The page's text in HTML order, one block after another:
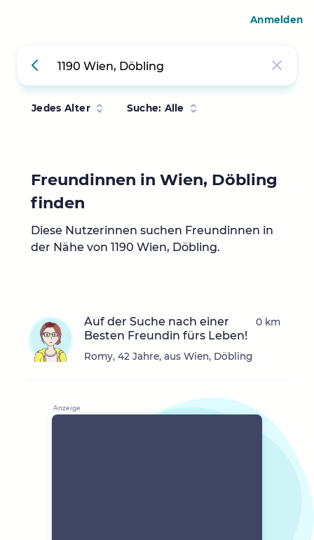
Jedes Alter Suche: Alle
Freundinnen in Wien, Döbling
finden
Diese Nutzerinnen suchen Freundinnen in
der Nähe von 1190 Wien, Döbling.
Auf der Suche nach einer
Besten Freundin fürs Leben!
Romy, 42 Jahre, aus Wien, Döbling
0 km
Anmelden